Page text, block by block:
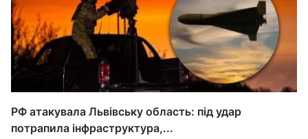
РФ атакувала Львівську область: під удар
потрапила інфраструктура,...